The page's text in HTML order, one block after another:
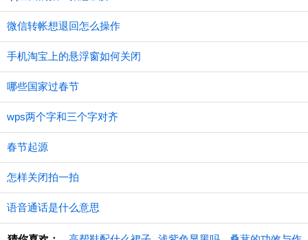
微信转帐想退回怎么操作
手机淘宝上的悬浮窗如何关闭
哪些国家过春节
wps两个字和三个字对齐
春节起源
怎样关闭拍一拍
语音通话是什么意思